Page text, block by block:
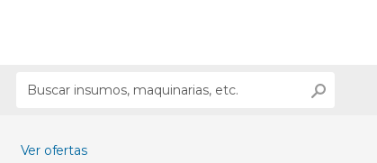
Ver ofertas